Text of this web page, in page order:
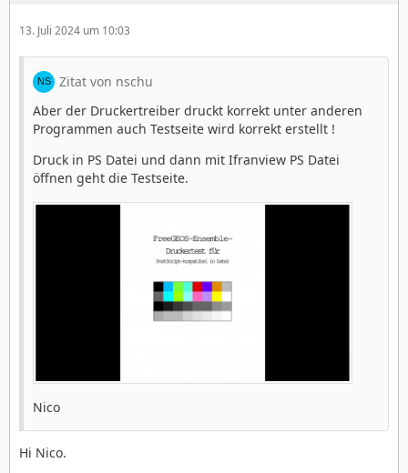
13. Juli 2024 um 10:03
Zitat von nschu
Aber der Druckertreiber druckt korrekt unter anderen
Programmen auch Testseite wird korrekt erstellt !
Druck in PS Datei und dann mit Ifranview PS Datei
öffnen geht die Testseite.
Nico
Hi Nico.